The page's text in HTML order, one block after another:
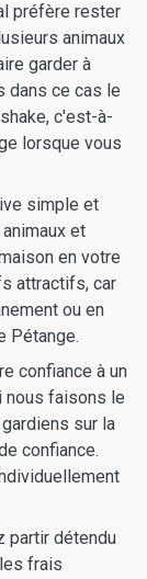
préfère rester
animaux
garder à
dans ce cas le
c'est-à-
lorsque vous
simple et
et
en votre
attractifs, car
ou en
Pétange.
confiance à un
nous faisons le
sur la
confiance.
partir détendu
frais